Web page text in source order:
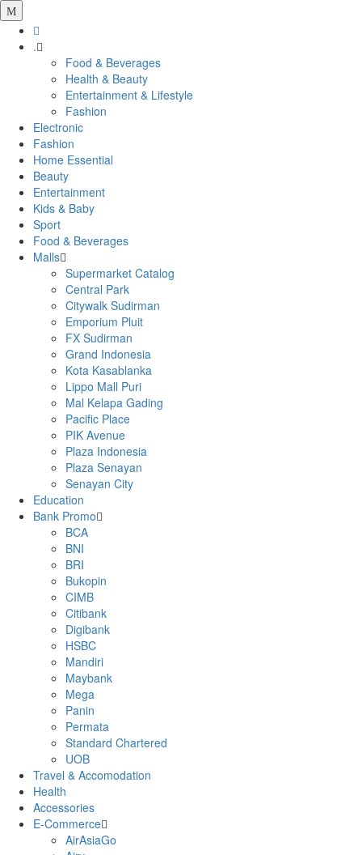
.
Food & Beverages
Health & Beauty
Entertainment & Lifestyle
Fashion
Electronic
Fashion
Home Essential
Beauty
Entertainment
Kids & Baby
Sport
Food & Beverages
Malls
Supermarket Catalog
Central Park
Citywalk Sudirman
Emporium Pluit
FX Sudirman
Grand Indonesia
Kota Kasablanka
Lippo Mall Puri
Mal Kelapa Gading
Pacific Place
PIK Avenue
Plaza Indonesia
Plaza Senayan
Senayan City
Education
Bank Promo
BCA
BNI
BRI
Bukopin
CIMB
Citibank
Digibank
HSBC
Mandiri
Maybank
Mega
Panin
Permata
Standard Chartered
UOB
Travel & Accomodation
Health
Accessories
E-Commerce
AirAsiaGo